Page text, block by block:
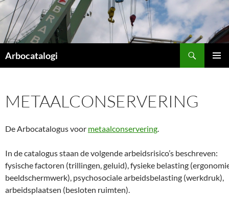
Ga
naar
de
inhoud
Arbocatalogi
METAALCONSERVERING
De Arbocatalogus voor metaalconservering.
In de catalogus staan de volgende arbeidsrisico’s beschreven:
fysische factoren (trillingen, geluid), fysieke belasting
beeldschermwerk), psychosociale arbeidsbelasting (werkdruk),
arbeidsplaatsen (besloten ruimten).